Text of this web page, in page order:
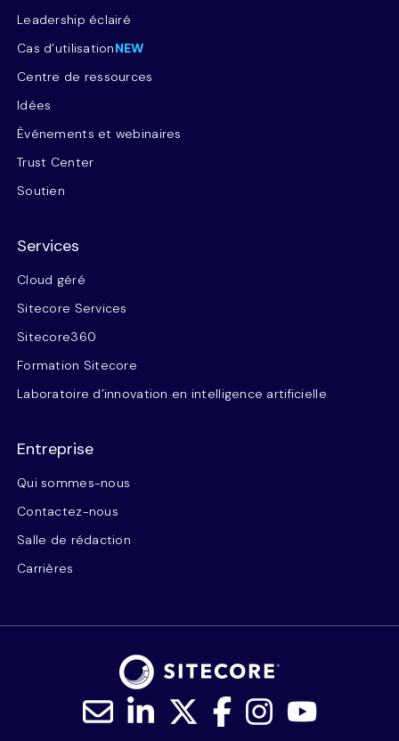
Leadership éclairé
Cas d’utilisationNEW
Centre de ressources
Idées
Événements et webinaires
Trust Center
Soutien
Services
Cloud géré
Sitecore Services
Sitecore360
Formation Sitecore
Laboratoire d’innovation en intelligence artificielle
Entreprise
Qui sommes-nous
Contactez-nous
Salle de rédaction
Carrières